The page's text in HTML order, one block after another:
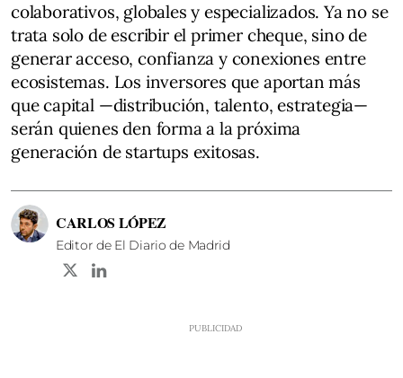
colaborativos, globales y especializados. Ya no se
trata solo de escribir el primer cheque, sino de
generar acceso, confianza y conexiones entre
ecosistemas. Los inversores que aportan más
que capital —distribución, talento, estrategia—
serán quienes den forma a la próxima
generación de startups exitosas.
CARLOS LÓPEZ
Editor de El Diario de Madrid